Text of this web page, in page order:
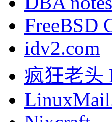
FreeBSD
idv2.com
疯狂老头